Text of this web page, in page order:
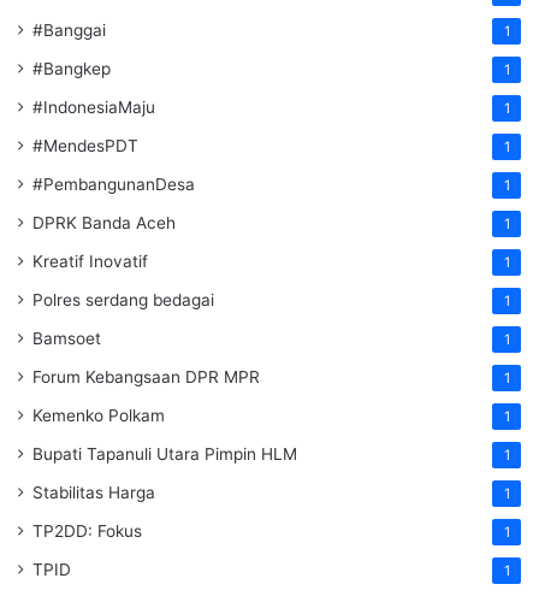
#Banggai 1
#Bangkep 1
#IndonesiaMaju 1
#MendesPDT 1
#PembangunanDesa 1
DPRK Banda Aceh 1
Kreatif Inovatif 1
Polres serdang bedagai 1
Bamsoet 1
Forum Kebangsaan DPR MPR 1
Kemenko Polkam 1
‎Bupati Tapanuli Utara Pimpin HLM 1
Stabilitas Harga 1
TP2DD: Fokus 1
TPID 1